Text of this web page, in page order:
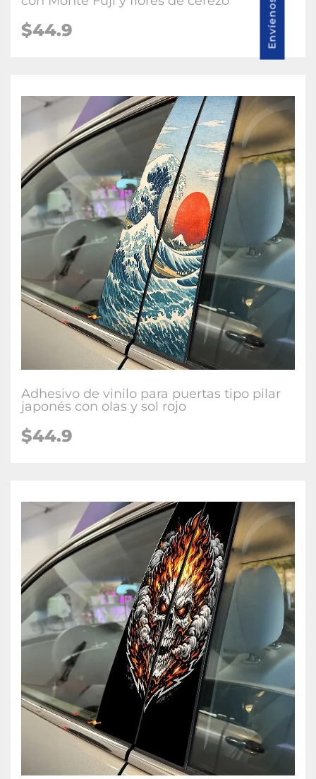
$44.9
Adhesivo de vinilo para puertas tipo pilar
japonés con olas y sol rojo
$44.9